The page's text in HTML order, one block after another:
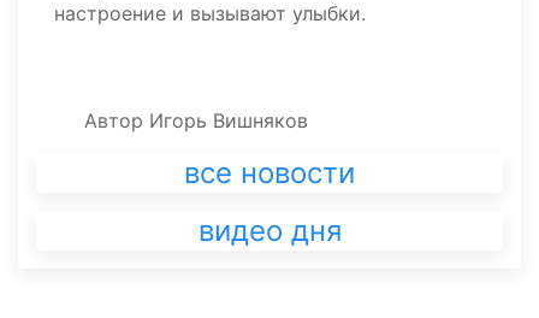
настроение и вызывают улыбки.
Автор Игорь Вишняков
все новости
видео дня